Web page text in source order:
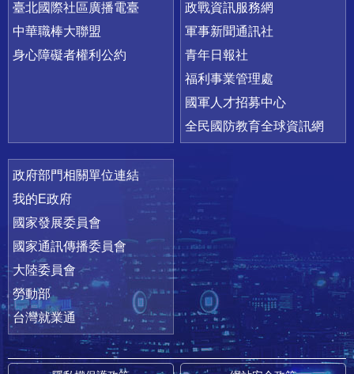
臺北國際社區廣播電臺
中華職棒大聯盟
身心障礙者權利公約
政戰資訊服務網
軍事新聞通訊社
青年日報社
福利事業管理處
國軍人才招募中心
全民國防教育全球資訊網
政府部門相關單位連結
我的E政府
國家發展委員會
國家通訊傳播委員會
大陸委員會
勞動部
台灣就業通